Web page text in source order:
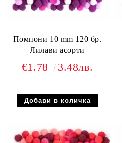
Помпони 10 mm 120 бр.
Лилави асорти
€1.78 3.48лв.